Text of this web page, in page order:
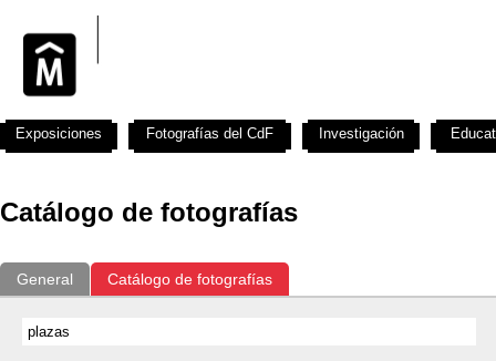
Catálogo de fotografías
General Catálogo de fotografías
Exposiciones Fotografías del CdF Investigación